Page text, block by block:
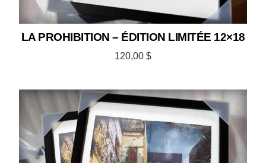
LA PROHIBITION – ÉDITION LIMITÉE 12×18
120,00 $